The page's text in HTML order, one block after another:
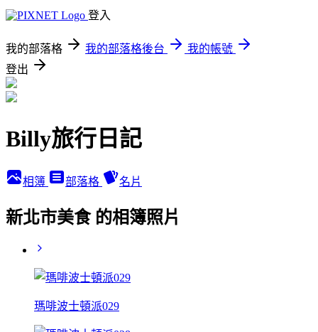
登入
我的部落格 我的部落格後台
我的帳號
登出
Billy旅行日記
相簿 部落格 名片
新北市美食 的相簿照片
瑪啡波士頓派029